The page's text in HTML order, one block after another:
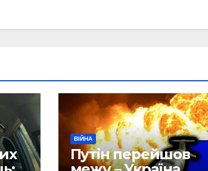
ВІЙНА
Путін перейшов